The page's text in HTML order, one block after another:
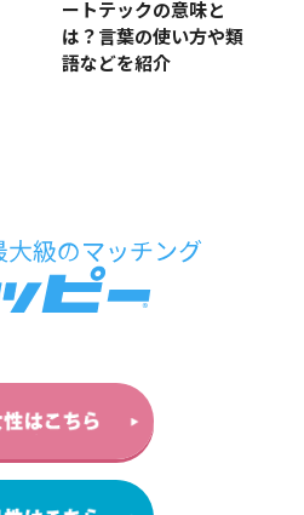
ートテックの意味と
は？言葉の使い方や類
語などを紹介